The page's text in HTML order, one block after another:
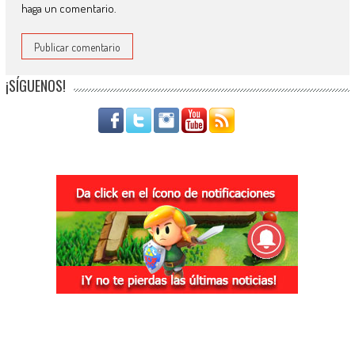
haga un comentario.
¡SÍGUENOS!